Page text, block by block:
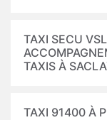
TAXI SECU
TAXIS À
TAXI 91400 À